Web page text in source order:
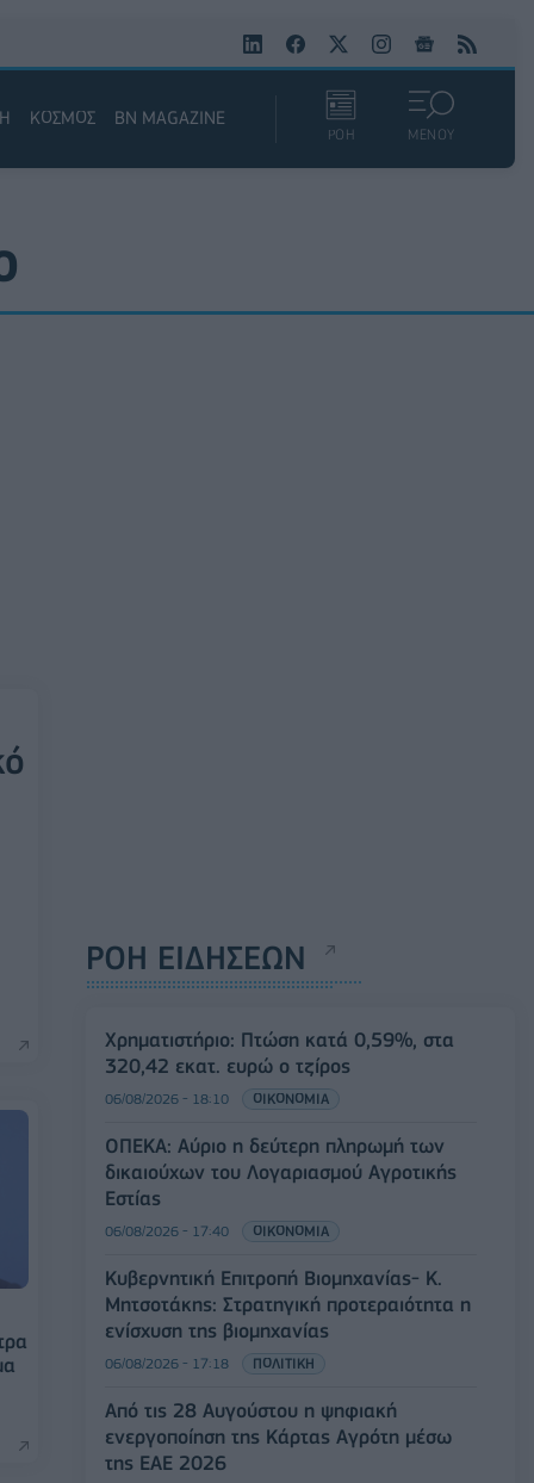
ΚΟΣΜΟΣ BN MAGAZINE
ΡΟΗ ΜΕΝΟΥ
ΡΟΗ ΕΙΔΗΣΕΩΝ
Χρηματιστήριο: Πτώση κατά 0,59%, στα
320,42 εκατ. ευρώ ο τζίρος
06/08/2026 - 18:10 ΟΙΚΟΝΟΜΙΑ
ΟΠΕΚΑ: Αύριο η δεύτερη πληρωμή των
δικαιούχων του Λογαριασμού Αγροτικής
Εστίας
06/08/2026 - 17:40 ΟΙΚΟΝΟΜΙΑ
Κυβερνητική Επιτροπή Βιομηχανίας- Κ.
Μητσοτάκης: Στρατηγική προτεραιότητα η
ενίσχυση της βιομηχανίας
06/08/2026 - 17:18 ΠΟΛΙΤΙΚΗ
Από τις 28 Αυγούστου η ψηφιακή
ενεργοποίηση της Κάρτας Αγρότη μέσω
της ΕΑΕ 2026